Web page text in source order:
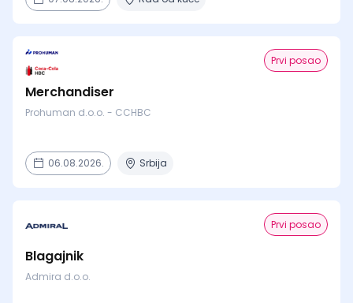
Prvi posao
Merchandiser
Prohuman d.o.o. - CCHBC
06.08.2026. Srbija
Prvi posao
Blagajnik
Admira d.o.o.